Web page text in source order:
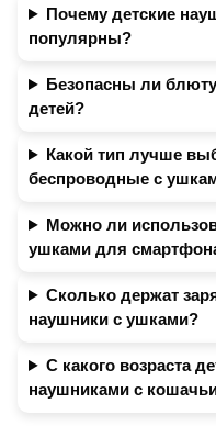
Почему детские
популярны?
Безопасны ли
детей?
Какой тип лучше
беспроводные с
Можно ли
ушками для
Сколько держат
наушники с ушками?
С какого возраста
наушниками с